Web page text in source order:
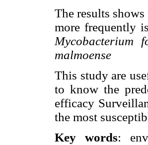
The results
more frequently
Mycobacterium
malmoense
This study are
to know the
efficacy
the most
Key words: